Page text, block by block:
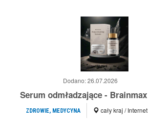
Dodano:26.07.2026
Serum odmładzające - Brainmax
ZDROWIE, MEDYCYNA cały kraj / Internet